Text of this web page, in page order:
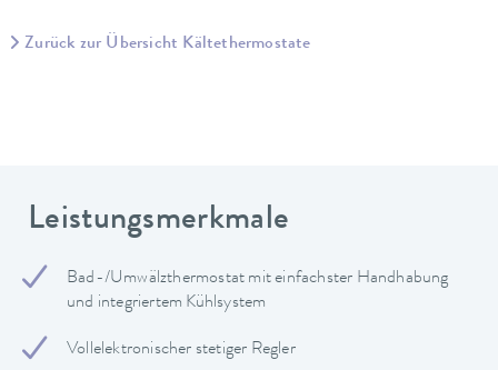
Zurück zur Übersicht Kältethermostate
Leistungsmerkmale
Bad-/Umwälzthermostat mit einfachster Handhabung
und integriertem Kühlsystem
Vollelektronischer stetiger Regler